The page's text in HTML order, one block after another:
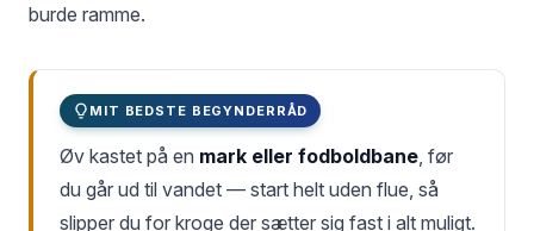
burde ramme.
MIT BEDSTE BEGYNDERRÅD
Øv kastet på en mark eller fodboldbane , før
du går ud til vandet — start helt uden flue, så
slipper du for kroge der sætter sig fast i alt muligt.